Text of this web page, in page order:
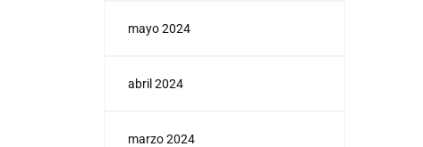
mayo 2024
abril 2024
marzo 2024